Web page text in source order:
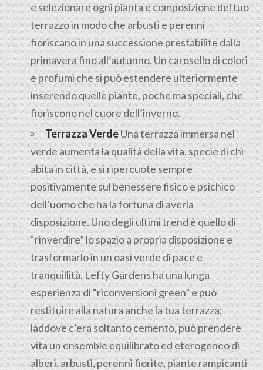
e selezionare ogni pianta e composizione del tuo
terrazzo in modo che arbusti e perenni
fioriscano in una successione prestabilite dalla
primavera fino all’autunno. Un carosello di colori
e profumi che si può estendere ulteriormente
inserendo quelle piante, poche ma speciali, che
fioriscono nel cuore dell’inverno.
Terrazza VerdeUna terrazza immersa nel
verde aumenta la qualità della vita, specie di chi
abita in città, e si ripercuote sempre
positivamente sul benessere fisico e psichico
dell’uomo che ha la fortuna di averla
disposizione. Uno degli ultimi trend è quello di
“rinverdire” lo spazio a propria disposizione e
trasformarlo in un oasi verde di pace e
tranquillità. Lefty Gardens ha una lunga
esperienza di “riconversioni green” e può
restituire alla natura anche la tua terrazza;
laddove c’era soltanto cemento, può prendere
vita un ensemble equilibrato ed eterogeneo di
alberi, arbusti, perenni fiorite, piante rampicanti